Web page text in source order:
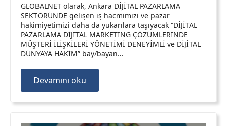
GLOBALNET olarak, Ankara DİJİTAL PAZARLAMA
SEKTÖRÜNDE gelişen iş hacmimizi ve pazar
hakimiyetimizi daha da yukarılara taşıyacak “DİJİTAL
PAZARLAMA DİJİTAL MARKETING ÇÖZÜMLERİNDE
MÜŞTERİ İLİŞKİLERİ YÖNETİMİ DENEYİMLİ ve DİJİTAL
DÜNYAYA HAKİM” bay/bayan…
Devamını oku